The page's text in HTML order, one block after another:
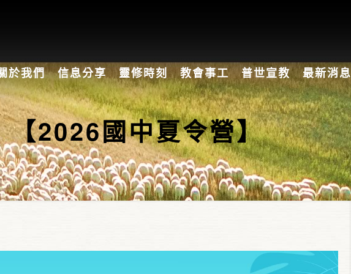
於我們 信息分享 靈修時刻 教會事工 普世宣教 最新消息
【2026國中夏令營】